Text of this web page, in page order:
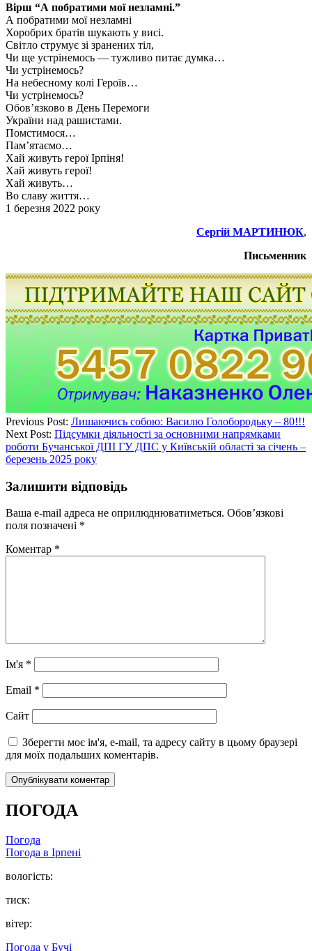
Вірш “А побратими мої незламні.”
А побратими мої незламні
Хоробрих братів шукають у висі.
Світло струмує зі зранених тіл,
Чи ще устрінемось — тужливо питає думка…
Чи устрінемось?
На небесному колі Героїв…
Чи устрінемось?
Обов’язково в День Перемоги
України над рашистами.
Помстимося…
Пам’ятаємо…
Хай живуть герої Ірпіня!
Хай живуть герої!
Хай живуть…
Во славу життя…
1 березня 2022 року
Сергій МАРТИНЮК,
Письменник
Previous Post: Лишаючись собою: Василю Голобородьку – 80!!!
Next Post: Підсумки діяльності за основними напрямками
роботи Бучанської ДПІ ГУ ДПС у Київській області за січень –
березень 2025 року
Залишити відповідь
Ваша e-mail адреса не оприлюднюватиметься. Обов’язкові
поля позначені *
Коментар *
Ім'я *
Email *
Сайт
Зберегти моє ім'я, e-mail, та адресу сайту в цьому браузері
для моїх подальших коментарів.
ПОГОДА
Погода
Погода в Ірпені
вологість:
тиск:
вітер:
Погода у Бучі